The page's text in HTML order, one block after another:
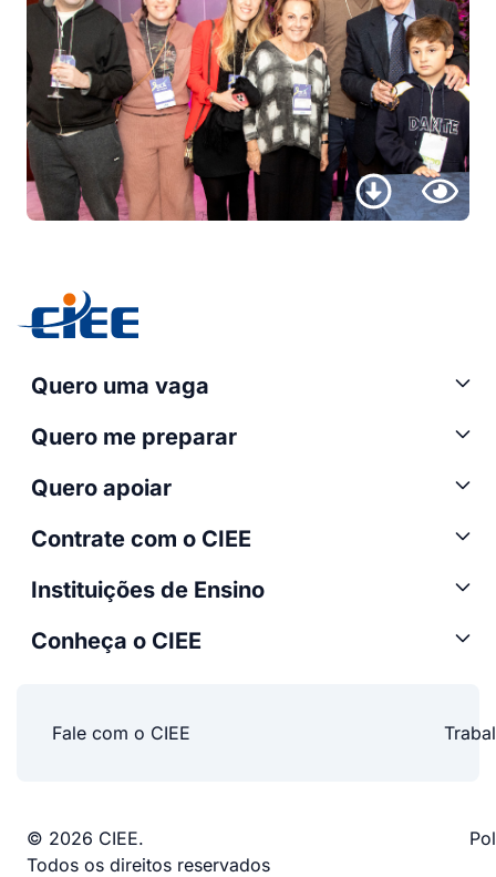
Quero uma vaga
Quero me preparar
Quero apoiar
Contrate com o CIEE
Instituições de Ensino
Conheça o CIEE
Fale com o CIEE
© 2026 CIEE.
Todos os direitos reservados